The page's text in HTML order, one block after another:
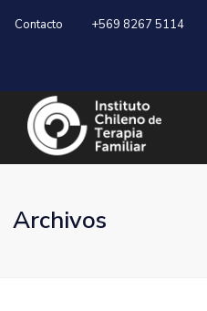
Contacto +569 8267 5114
Archivos